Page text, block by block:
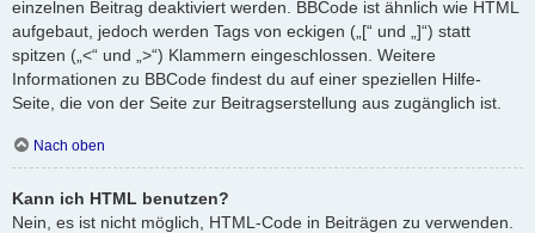
einzelnen Beitrag deaktiviert werden. BBCode ist ähnlich wie HTML
aufgebaut, jedoch werden Tags von eckigen („[“ und „]“) statt
spitzen („<“ und „>“) Klammern eingeschlossen. Weitere
Informationen zu BBCode findest du auf einer speziellen Hilfe-
Seite, die von der Seite zur Beitragserstellung aus zugänglich ist.
Nach oben
Kann ich HTML benutzen?
Nein, es ist nicht möglich, HTML-Code in Beiträgen zu verwenden.